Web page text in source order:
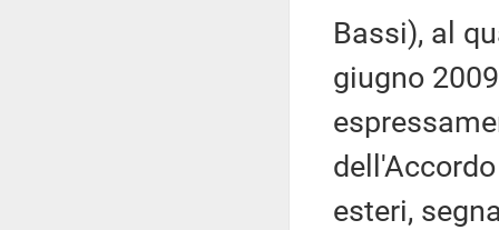
Bassi), al
giugno
esteri,